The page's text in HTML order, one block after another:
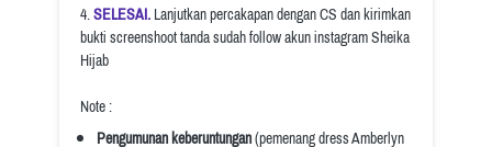
4. SELESAI. Lanjutkan percakapan dengan CS dan kirimkan
bukti screenshoot tanda sudah follow akun instagram Sheika
Hijab
Note :
Pengumunan keberuntungan (pemenang dress Amberlyn